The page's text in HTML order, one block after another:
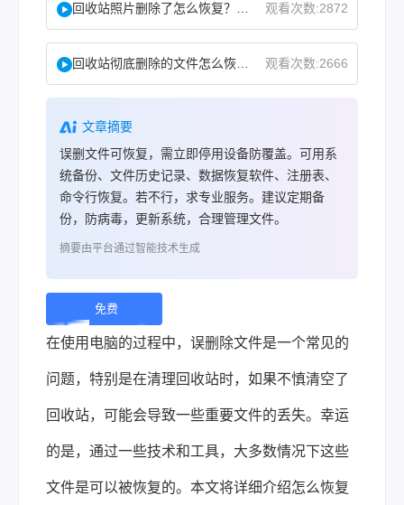
观看次数:2872
观看次数:2666
文章摘要
误删文件可恢复，需立即停用设备防覆盖。可用系
统备份、文件历史记录、数据恢复软件、注册表、
命令行恢复。若不行，求专业服务。建议定期备
份，防病毒，更新系统，合理管理文件。
摘要由平台通过智能技术生成
免费
下
载 |
在使用电脑的过程中，误删除文件是一个常见的
问题，特别是在清理回收站时，如果不慎清空了
回收站，可能会导致一些重要文件的丢失。幸运
的是，通过一些技术和工具，大多数情况下这些
文件是可以被恢复的。本文将详细介绍怎么恢复